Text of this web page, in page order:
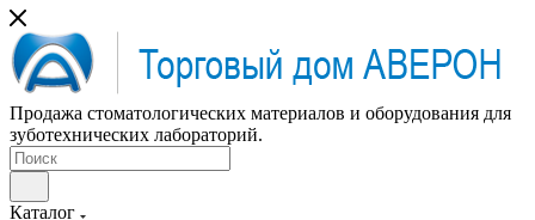
Продажа стоматологических материалов и оборудования для
зуботехнических лабораторий.
Каталог